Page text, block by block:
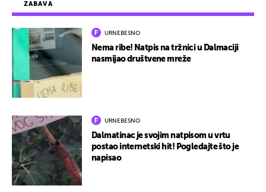
ZABAVA
URNEBESNO
Nema ribe! Natpis na tržnici u Dalmaciji
nasmijao društvene mreže
URNEBESNO
Dalmatinac je svojim natpisom u vrtu
postao internetski hit! Pogledajte što je
napisao